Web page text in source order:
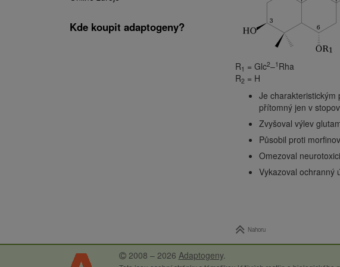
Kde koupit adaptogeny?
R1 = Glc2–1 Rha
R2= H
Je charakteristickým
přítomný jen v
Zvyšoval výlev
Působil proti
Omezoval
Vykazoval ochranný
Nahoru
2008 – 2026 Adaptogeny.